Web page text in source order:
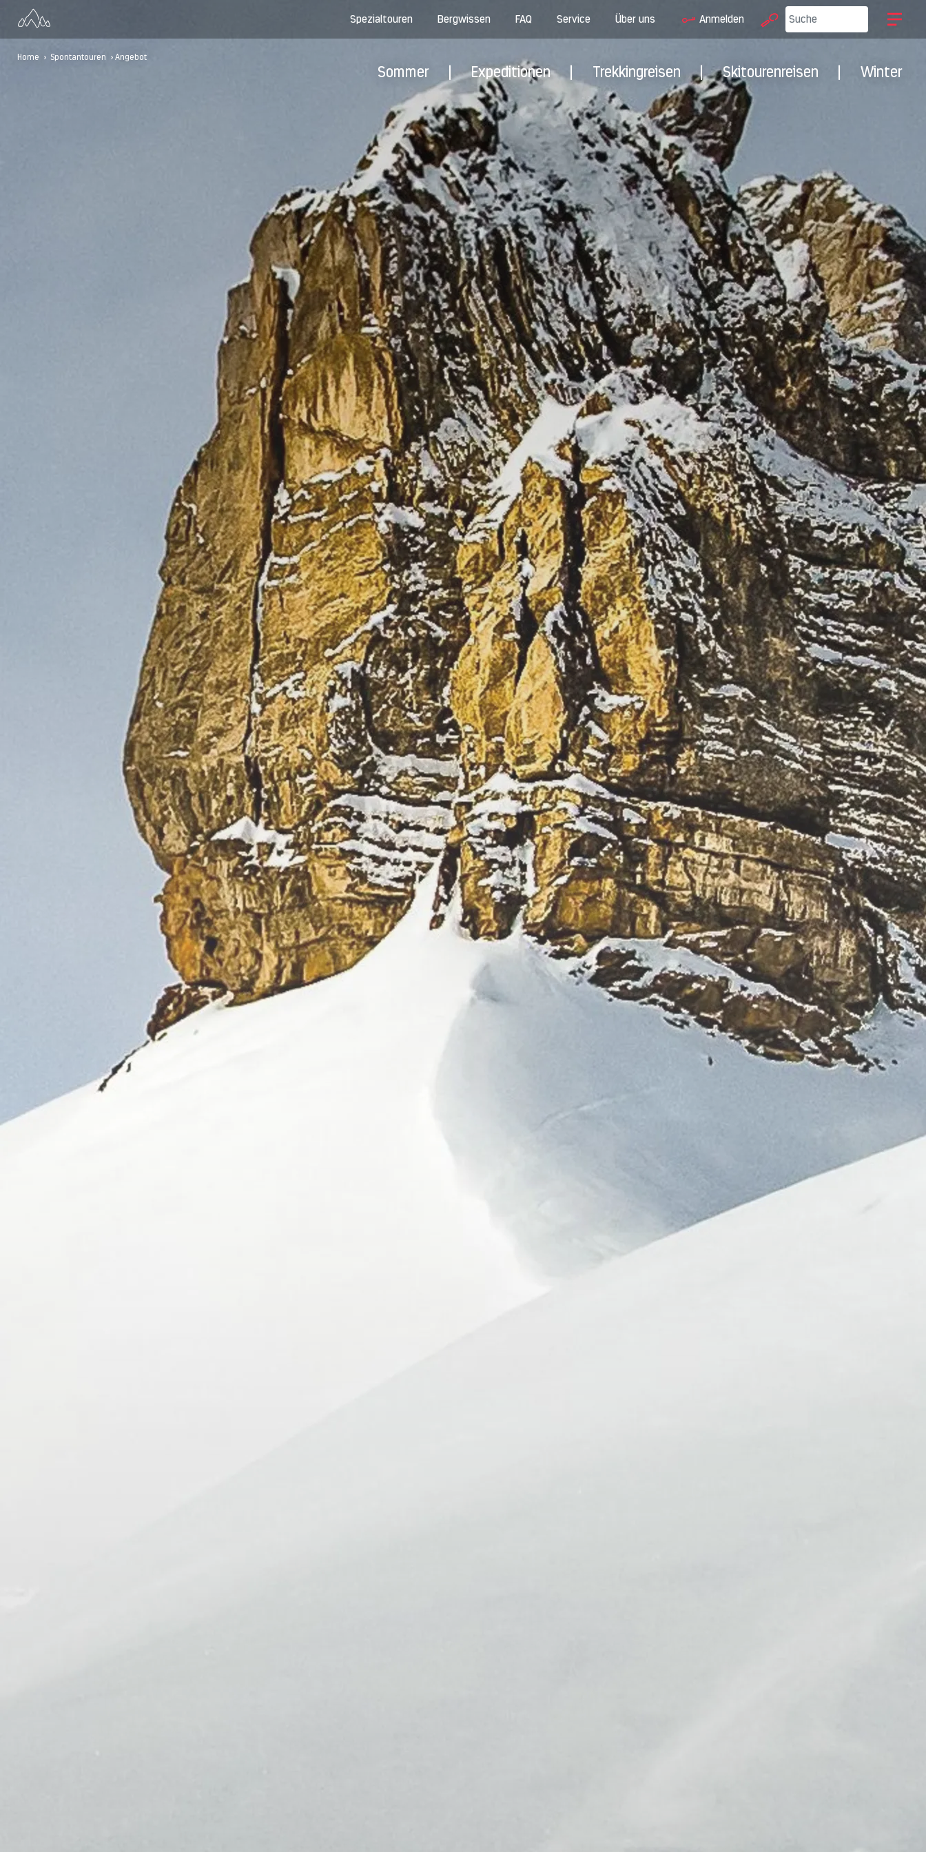
Spezialtouren Bergwissen FAQ Service Über uns Anmelden
Sommer Expeditionen Trekkingreisen | Skitourenreisen Winter
Home > Spontantouren > Angebot